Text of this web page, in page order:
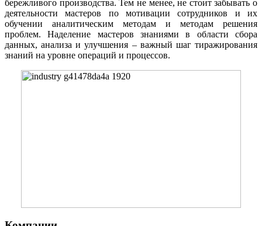
бережливого производства. Тем не менее, не стоит забывать о
деятельности мастеров по мотивации сотрудников и их
обучении аналитическим методам и методам решения
проблем. Наделение мастеров знаниями в области сбора
данных, анализа и улучшения – важный шаг тиражирования
знаний на уровне операций и процессов.